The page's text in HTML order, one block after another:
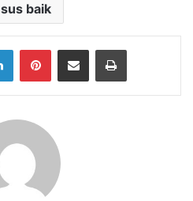
baik
LinkedInPinterestShare via Email Print